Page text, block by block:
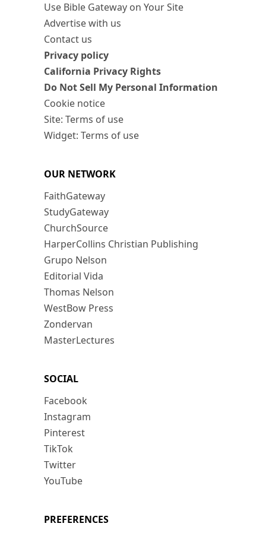
Use Bible Gateway on Your Site
Advertise with us
Contact us
Privacy policy
California Privacy Rights
Do Not Sell My Personal Information
Cookie notice
Site: Terms of use
Widget: Terms of use
OUR NETWORK
FaithGateway
StudyGateway
ChurchSource
HarperCollins Christian Publishing
Grupo Nelson
Editorial Vida
Thomas Nelson
WestBow Press
Zondervan
MasterLectures
SOCIAL
Facebook
Instagram
Pinterest
TikTok
Twitter
YouTube
PREFERENCES